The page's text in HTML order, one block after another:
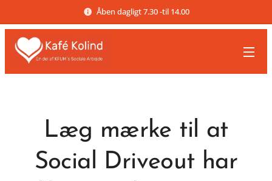
Åben dagligt 7.30 -til 14.00
Læg mærke til at
Social Driveout har